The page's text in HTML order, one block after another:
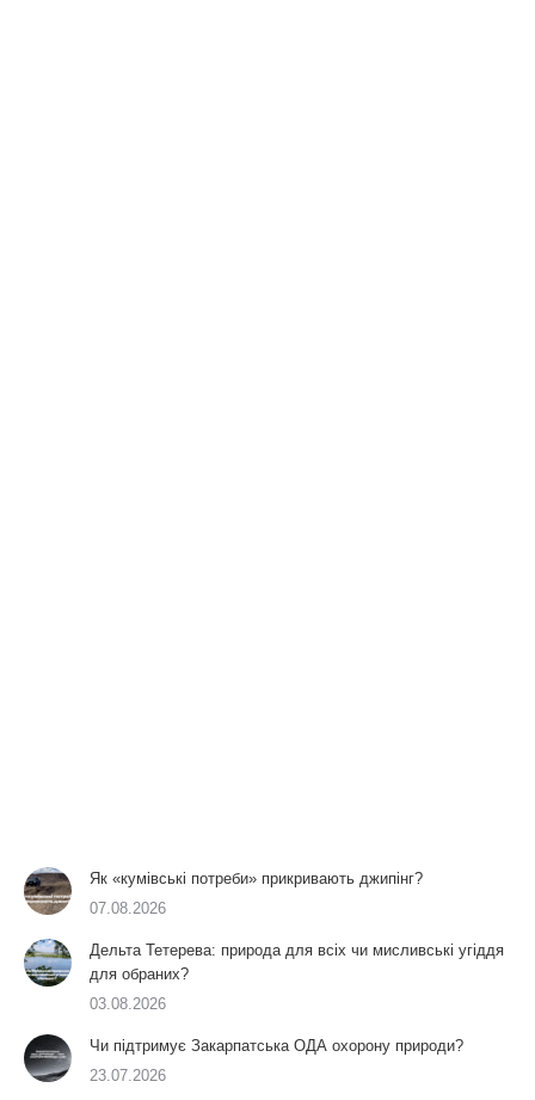
Як «кумівські потреби» прикривають джипінг?
07.08.2026
Дельта Тетерева: природа для всіх чи мисливські угіддя
для обраних?
03.08.2026
Чи підтримує Закарпатська ОДА охорону природи?
23.07.2026